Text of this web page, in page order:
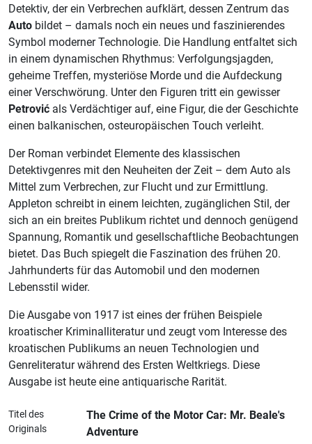
Detektiv, der ein Verbrechen aufklärt, dessen Zentrum das
Auto bildet – damals noch ein neues und faszinierendes
Symbol moderner Technologie. Die Handlung entfaltet sich
in einem dynamischen Rhythmus: Verfolgungsjagden,
geheime Treffen, mysteriöse Morde und die Aufdeckung
einer Verschwörung. Unter den Figuren tritt ein gewisser
Petrović als Verdächtiger auf, eine Figur, die der Geschichte
einen balkanischen, osteuropäischen Touch verleiht.
Der Roman verbindet Elemente des klassischen
Detektivgenres mit den Neuheiten der Zeit – dem Auto als
Mittel zum Verbrechen, zur Flucht und zur Ermittlung.
Appleton schreibt in einem leichten, zugänglichen Stil, der
sich an ein breites Publikum richtet und dennoch genügend
Spannung, Romantik und gesellschaftliche Beobachtungen
bietet. Das Buch spiegelt die Faszination des frühen 20.
Jahrhunderts für das Automobil und den modernen
Lebensstil wider.
Die Ausgabe von 1917 ist eines der frühen Beispiele
kroatischer Kriminalliteratur und zeugt vom Interesse des
kroatischen Publikums an neuen Technologien und
Genreliteratur während des Ersten Weltkriegs. Diese
Ausgabe ist heute eine antiquarische Rarität.
Titel des
Originals
The Crime of the Motor Car: Mr. Beale's
Adventure